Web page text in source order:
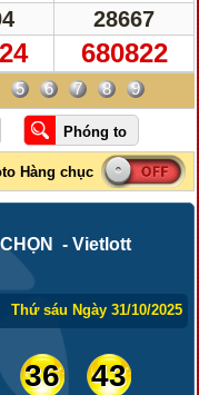
28667
680822
5 6 7 8 9
- Vietlott
Thứ sáu Ngày 31/10/2025
36 43